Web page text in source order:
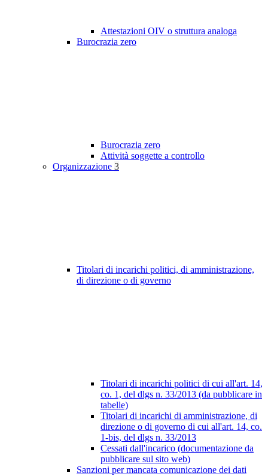
Attestazioni OIV o struttura analoga
Burocrazia zero
Burocrazia zero
Attività soggette a controllo
Organizzazione 3
Titolari di incarichi politici, di amministrazione,
di direzione o di governo
Titolari di incarichi politici di cui all'art. 14,
co. 1, del dlgs n. 33/2013 (da pubblicare in
tabelle)
Titolari di incarichi di amministrazione, di
direzione o di governo di cui all'art. 14, co.
1-bis, del dlgs n. 33/2013
Cessati dall'incarico (documentazione da
pubblicare sul sito web)
Sanzioni per mancata comunicazione dei dati